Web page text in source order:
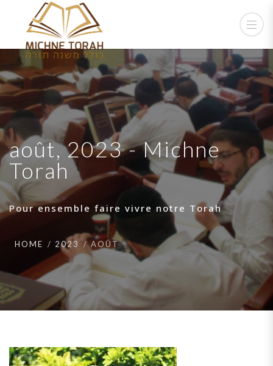
août, 2023 - Michne
Torah
Pour ensemble faire vivre notre Torah
HOME 2023 AOÛT